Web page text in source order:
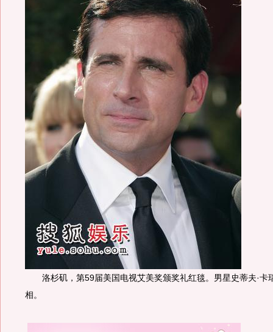
洛杉矶，第59届美国电视艾美奖颁奖礼红毯。男星史蒂夫·卡
相。